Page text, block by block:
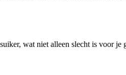
wat niet alleen slecht is voor je